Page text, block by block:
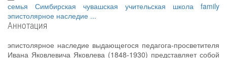
семья Симбирская чувашская учительская школа family
эпистолярное наследие ...
Аннотация
эпистолярное наследие выдающегося педагога-просветителя
Ивана Яковлевича Яковлева (1848-1930) представляет собой